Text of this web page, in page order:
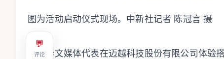
💬
评论
图为活动启动仪式现场。中新社记者 陈冠言 摄
图为华文媒体代表在迈越科技股份有限公司体